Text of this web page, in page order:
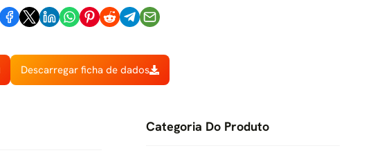
Descarregar ficha de dados
Categoria Do Produto